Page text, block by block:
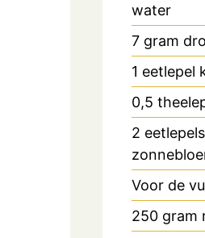
water
7 gram
1 eetlepel
0,5
2 eetlepels
Voor de
250 gram